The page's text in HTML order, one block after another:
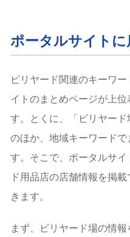
ポータルサイトに
ビリヤード関連のキーワ
イトのまとめページが上
す。とくに、「ビリヤー
のほか、地域キーワード
す。そこで、ポータルサ
ド用品店の店舗情報を掲
きます。
まず、ビリヤード場の情報